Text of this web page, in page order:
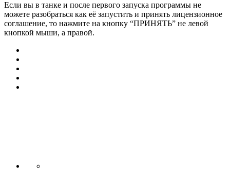
Если вы в танке и после первого запуска программы не
можете разобраться как её запустить и принять лицензионное
соглашение, то нажмите на кнопку “ПРИНЯТЬ” не левой
кнопкой мыши, а правой.